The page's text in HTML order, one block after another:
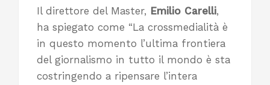
Il direttore del Master, Emilio Carelli,
ha spiegato come “La crossmedialità è
in questo momento l’ultima frontiera
del giornalismo in tutto il mondo è sta
costringendo a ripensare l’intera